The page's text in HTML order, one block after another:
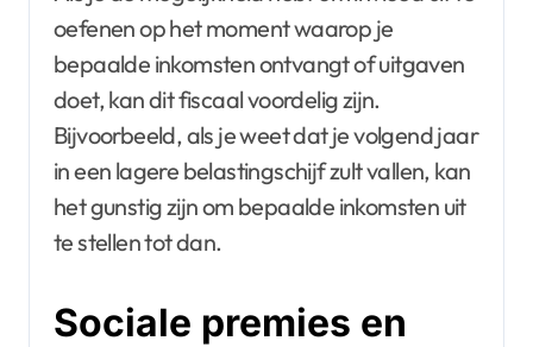
oefenen op het moment waarop je
bepaalde inkomsten ontvangt of uitgaven
doet, kan dit fiscaal voordelig zijn.
Bijvoorbeeld, als je weet dat je volgend jaar
in een lagere belastingschijf zult vallen, kan
het gunstig zijn om bepaalde inkomsten uit
te stellen tot dan.
Sociale premies en